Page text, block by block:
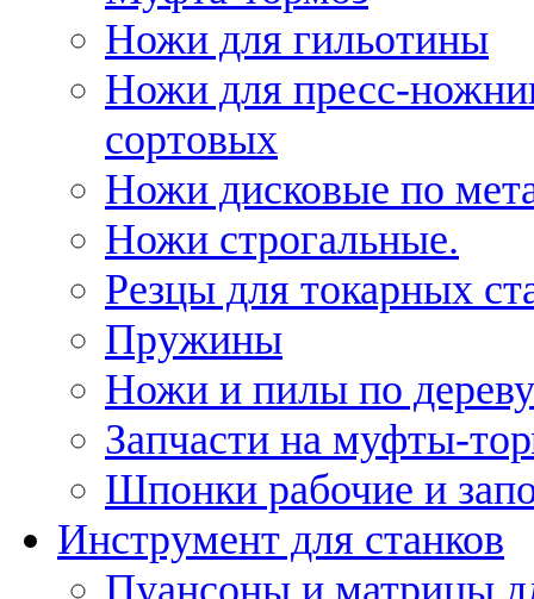
Ножи для гильотины
Ножи для пресс-
сортовых
Ножи дисковые по
Ножи строгальные.
Резцы для токарных
Пружины
Ножи и пилы по дереву
Запчасти на муфты-
Шпонки рабочие и
Инструмент для станков
Пуансоны и матрицы